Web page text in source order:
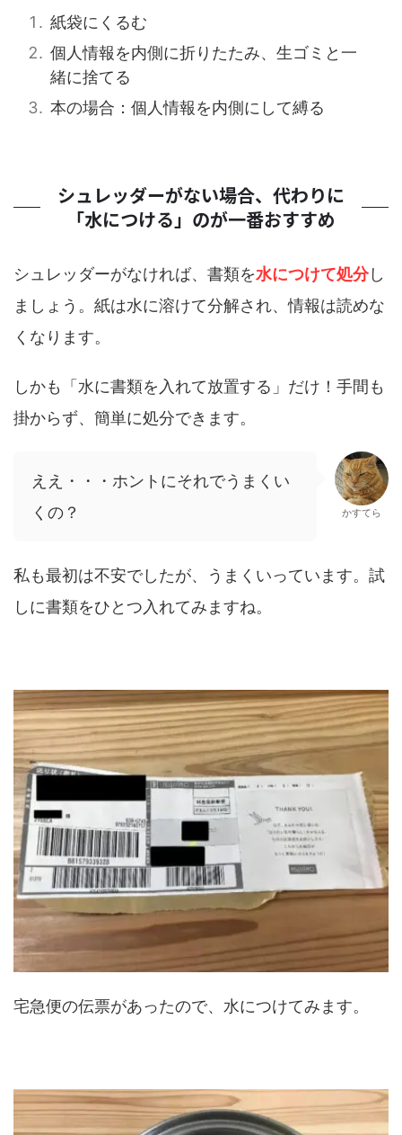
紙袋にくるむ
個人情報を内側に折りたたみ、生ゴミと一
緒に捨てる
本の場合：個人情報を内側にして縛る
シュレッダーがない場合、代わりに
「水につける」のが一番おすすめ
シュレッダーがなければ、書類を水につけて処分し
ましょう。紙は水に溶けて分解され、情報は読めな
くなります。
しかも「水に書類を入れて放置する」だけ！手間も
掛からず、簡単に処分できます。
ええ・・・ホントにそれでうまくい
くの？
かすてら
私も最初は不安でしたが、うまくいっています。試
しに書類をひとつ入れてみますね。
宅急便の伝票があったので、水につけてみます。